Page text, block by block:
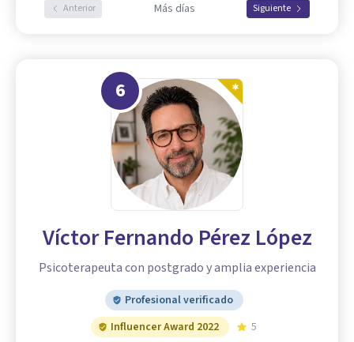
Anterior Más días Siguiente
6
Víctor Fernando Pérez López
Psicoterapeuta con postgrado y amplia experiencia
Profesional verificado
Influencer Award 2022
5